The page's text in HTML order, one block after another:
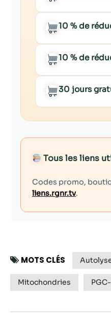
10 % de
10 % de
30 jours
Tous les liens
Codes promo,
liens.rgnr.tv.
MOTS CLÉS
Mitochondries